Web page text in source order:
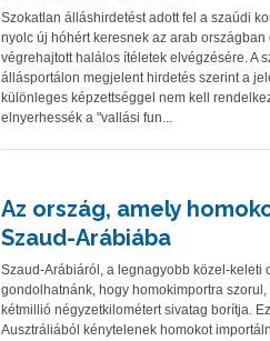
Szokatlan álláshirdetést adott fel a szaúdi
nyolc új hóhért keresnek az arab
végrehajtott halálos ítéletek elvégzésére. A
állásportálon megjelent hirdetés szerint a
különleges képzettséggel nem kell
elnyerhessék a "vallási fun...
Az ország, amely
Szaud-Arábiába
Szaud-Arábiáról, a legnagyobb közel-keleti
gondolhatnánk, hogy homokimportra
kétmillió négyzetkilométert sivatag borítja.
Ausztráliából kénytelenek homokot